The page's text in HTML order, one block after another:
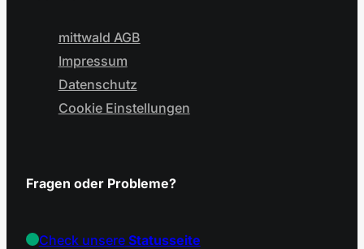
mittwald AGB
Impressum
Datenschutz
Cookie Einstellungen
Fragen oder Probleme?
Check unsereStatusseite